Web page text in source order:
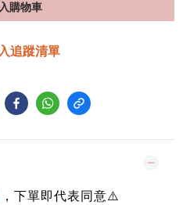
購物車
追蹤清單
，下單即代表同意⚠️